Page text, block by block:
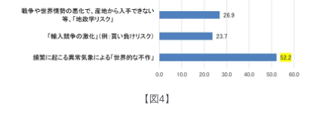
【図4】